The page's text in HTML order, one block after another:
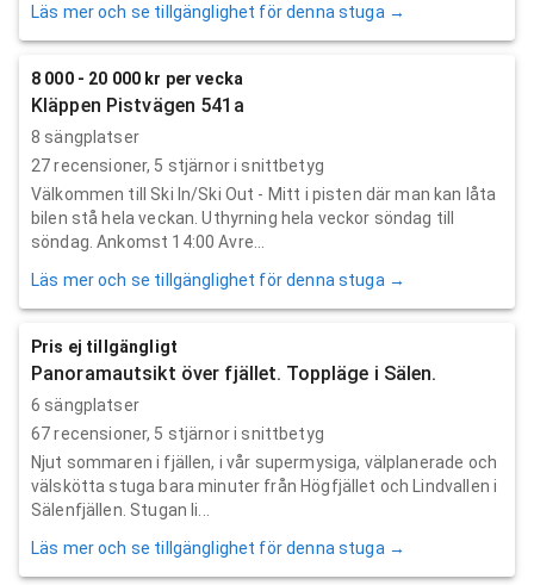
Läs mer och se tillgänglighet för denna stuga →
8 000 - 20 000 kr per vecka
Kläppen Pistvägen 541a
8 sängplatser
27recensioner, 5 stjärnor i snittbetyg
Välkommen till Ski In/Ski Out - Mitt i pisten där man kan låta
bilen stå hela veckan. Uthyrning hela veckor söndag till
söndag. Ankomst 14:00 Avre...
Läs mer och se tillgänglighet för denna stuga →
Pris ej tillgängligt
Panoramautsikt över fjället. Toppläge i Sälen.
6 sängplatser
67recensioner, 5 stjärnor i snittbetyg
Njut sommaren i fjällen, i vår supermysiga, välplanerade och
välskötta stuga bara minuter från Högfjället och Lindvallen i
Sälenfjällen. Stugan li...
Läs mer och se tillgänglighet för denna stuga →